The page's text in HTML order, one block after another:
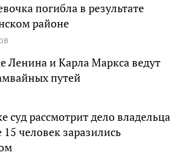
погибла в результате
районе
Ленина и Карла Маркса ведут
путей
суд рассмотрит дело владельца
человек заразились